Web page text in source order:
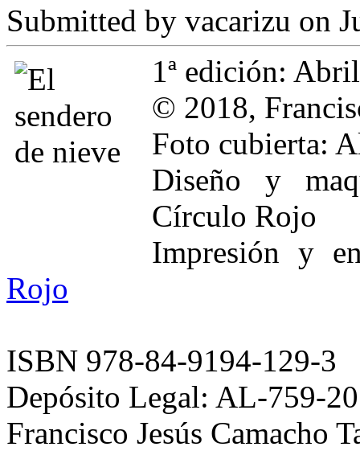
Submitted by vacarizu on
1ª edición:
© 2018,
Foto cubierta:
Diseño y
Círculo Rojo
Impresión y
Rojo
ISBN 978-84-9194-129-3
Depósito Legal: AL-759-
Francisco Jesús Camacho